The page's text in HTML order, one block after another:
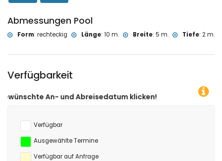
Windsurfen (innerhalb von 5 Kilometern der Villa)
Abmessungen Pool
Form: rechteckig Länge: 10 m. Breite: 5 m. Tiefe: 2 m.
Verfügbarkeit
klicken!
Verfügbar
Ausgewählte Termine
Verfügbar auf Anfrage